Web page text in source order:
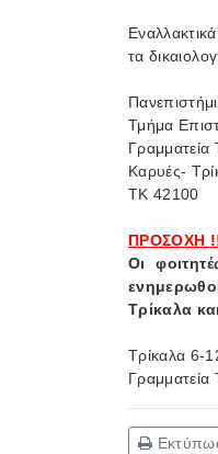
τα
Τμήμα
Καρυές-
ΤΚ 42100
ΠΡΟΣΟΧΗ
Οι
Τρίκαλα
Τρίκαλα 6-